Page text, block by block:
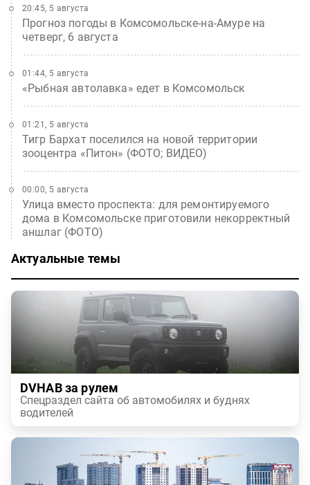
Прогноз погоды в Комсомольске-на-Амуре на
четверг, 6 августа
20:45, 5 августа
«Рыбная автолавка» едет в Комсомольск
01:44, 5 августа
Тигр Бархат поселился на новой территории
зооцентра «Питон» (ФОТО; ВИДЕО)
01:21, 5 августа
Улица вместо проспекта: для ремонтируемого
дома в Комсомольске приготовили некорректный
аншлаг (ФОТО)
00:00, 5 августа
Актуальные темы
DVHAB за рулем
Спецраздел сайта об автомобилях и буднях
водителей